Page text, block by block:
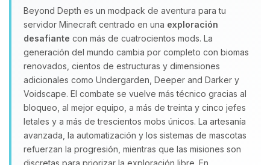
Beyond Depth es un modpack de aventura para tu
servidor Minecraft centrado en una exploración
desafiante con más de cuatrocientos mods. La
generación del mundo cambia por completo con biomas
renovados, cientos de estructuras y dimensiones
adicionales como Undergarden, Deeper and Darker y
Voidscape. El combate se vuelve más técnico gracias al
bloqueo, al mejor equipo, a más de treinta y cinco jefes
letales y a más de trescientos mobs únicos. La artesanía
avanzada, la automatización y los sistemas de mascotas
refuerzan la progresión, mientras que las misiones son
discretas para priorizar la exploración libre. En
que necesitas y moveré mis
pequenos circuitos para ayudarte.
06/08/2026 20:52